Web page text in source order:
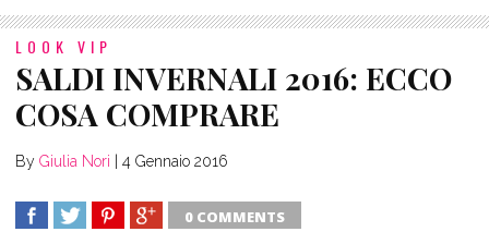
LOOK VIP
SALDI INVERNALI 2016: ECCO
COSA COMPRARE
By Giulia Nori 4 Gennaio 2016
0 COMMENTS